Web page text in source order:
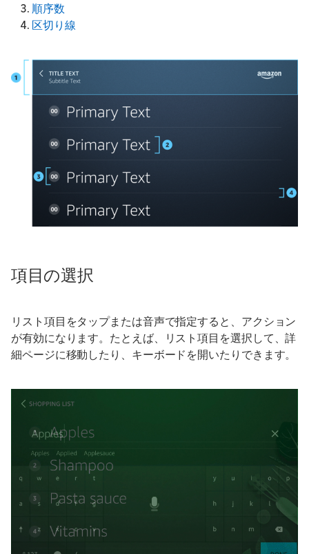
順序数
区切り線
項目の選択
リスト項目をタップまたは音声で指定すると、アクション
が有効になります。たとえば、リスト項目を選択して、詳
細ページに移動したり、キーボードを開いたりできます。